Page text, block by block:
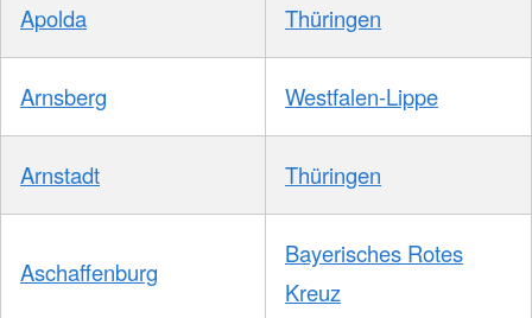
Apolda Thüringen
Arnsberg Westfalen-Lippe
Arnstadt Thüringen
Aschaffenburg
Bayerisches Rotes
Kreuz